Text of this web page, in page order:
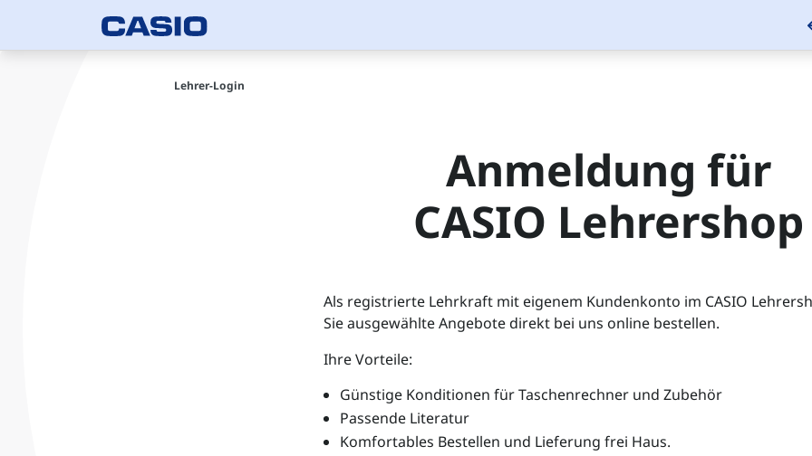
Lehrer-Login
Anmeldung für
CASIO Lehrershop
Als registrierte Lehrkraft mit eigenem Kundenkonto im CASIO
Sie ausgewählte Angebote direkt bei uns online bestellen.
Ihre Vorteile:
Günstige Konditionen für Taschenrechner und Zubehör
Passende Literatur
Komfortables Bestellen und Lieferung frei Haus.